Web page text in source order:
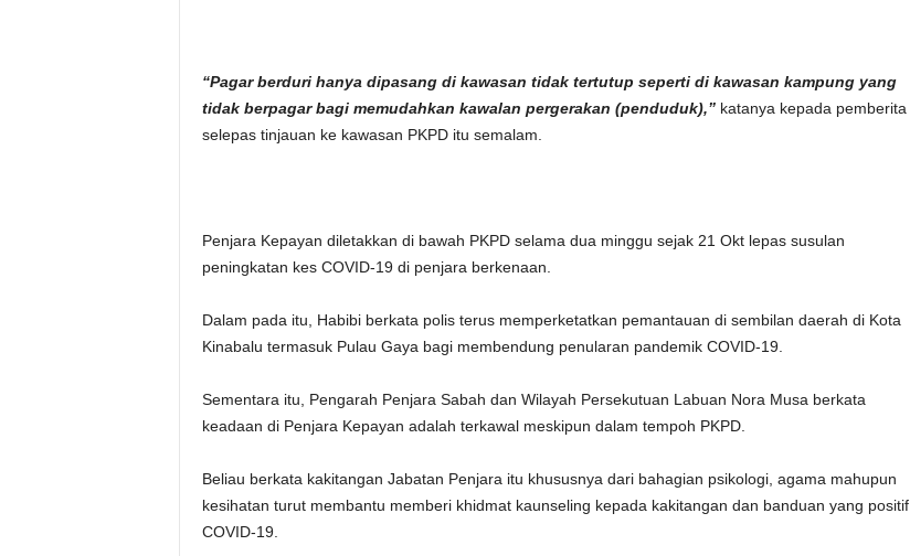
“Pagar berduri hanya dipasang di kawasan tidak tertutup seperti di kawasan kampung yang
tidak berpagar bagi memudahkan kawalan pergerakan (penduduk),”katanya kepada pemberita
selepas tinjauan ke kawasan PKPD itu semalam.
Penjara Kepayan diletakkan di bawah PKPD selama dua minggu sejak 21 Okt lepas susulan
peningkatan kes COVID-19 di penjara berkenaan.
Dalam pada itu, Habibi berkata polis terus memperketatkan pemantauan di sembilan daerah di Kota
Kinabalu termasuk Pulau Gaya bagi membendung penularan pandemik COVID-19.
Sementara itu, Pengarah Penjara Sabah dan Wilayah Persekutuan Labuan Nora Musa berkata
keadaan di Penjara Kepayan adalah terkawal meskipun dalam tempoh PKPD.
Beliau berkata kakitangan Jabatan Penjara itu khususnya dari bahagian psikologi, agama mahupun
kesihatan turut membantu memberi khidmat kaunseling kepada kakitangan dan banduan yang positif
COVID-19.